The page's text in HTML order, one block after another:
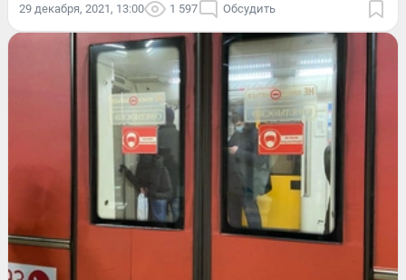
29 декабря, 2021, 13:00 1 597 Обсудить